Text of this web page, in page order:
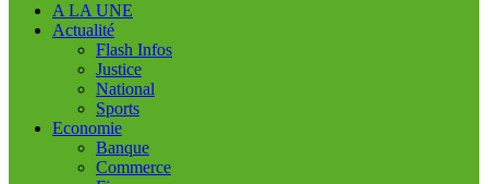
A LA UNE
Actualité
Flash Infos
Justice
National
Sports
Economie
Banque
Commerce